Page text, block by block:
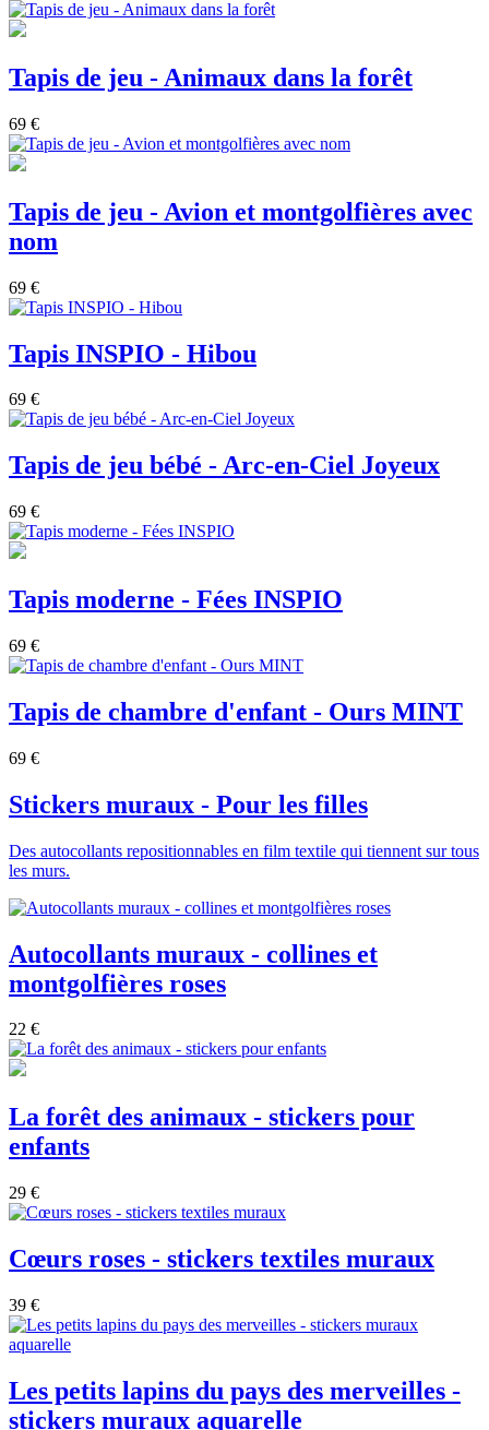
Tapis de jeu - Animaux dans la forêt
69 €
Tapis de jeu - Avion et montgolfières avec
nom
69 €
Tapis INSPIO - Hibou
69 €
Tapis de jeu bébé - Arc-en-Ciel Joyeux
69 €
Tapis moderne - Fées INSPIO
69 €
Tapis de chambre d'enfant - Ours MINT
69 €
Stickers muraux - Pour les filles
Des autocollants repositionnables en film textile qui tiennent sur tous
les murs.
Autocollants muraux - collines et
montgolfières roses
22 €
La forêt des animaux - stickers pour
enfants
29 €
Cœurs roses - stickers textiles muraux
39 €
Les petits lapins du pays des merveilles -
stickers muraux aquarelle